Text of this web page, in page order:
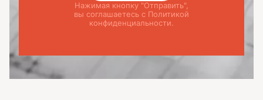
Нажимая кнопку "Отправить",
вы соглашаетесь с Политикой
конфиденциальности.